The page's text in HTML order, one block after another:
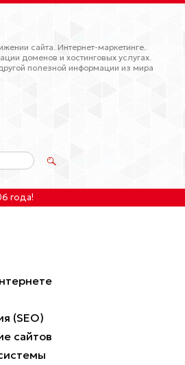
сайта. Интернет-маркетинге.
доменов и хостинговых услугах.
полезной информации из мира
года!
(SEO)
сайтов